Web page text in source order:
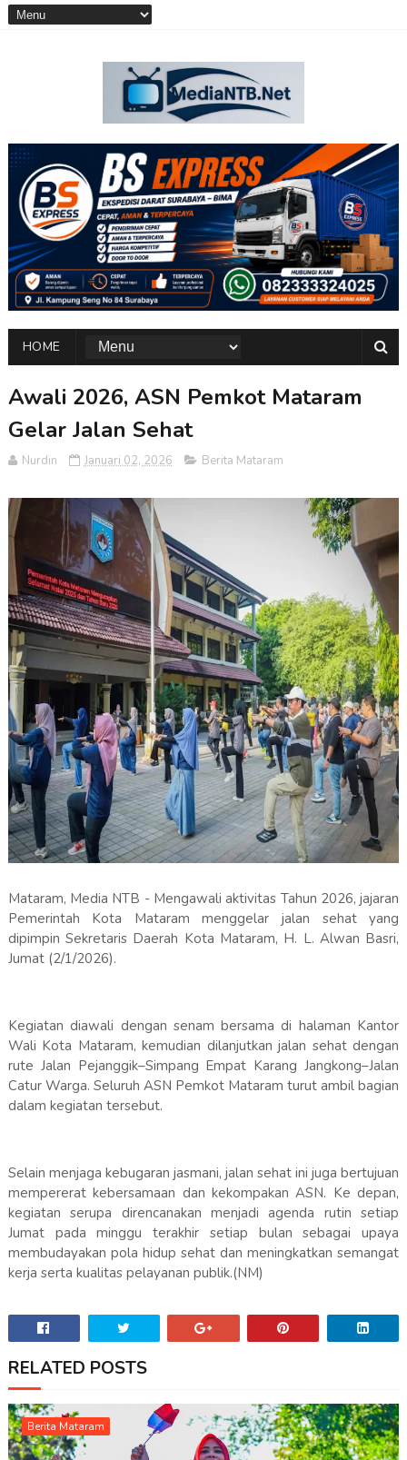
HOME
Awali 2026, ASN Pemkot Mataram
Gelar Jalan Sehat
Nurdin Januari 02, 2026 Berita Mataram
Mataram, Media NTB - Mengawali aktivitas Tahun 2026, jajaran
Pemerintah Kota Mataram menggelar jalan sehat yang
dipimpin Sekretaris Daerah Kota Mataram, H. L. Alwan Basri,
Jumat (2/1/2026).
Kegiatan diawali dengan senam bersama di halaman Kantor
Wali Kota Mataram, kemudian dilanjutkan jalan sehat dengan
rute Jalan Pejanggik–Simpang Empat Karang Jangkong–Jalan
Catur Warga. Seluruh ASN Pemkot Mataram turut ambil bagian
dalam kegiatan tersebut.
Selain menjaga kebugaran jasmani, jalan sehat ini juga bertujuan
mempererat kebersamaan dan kekompakan ASN. Ke depan,
kegiatan serupa direncanakan menjadi agenda rutin setiap
Jumat pada minggu terakhir setiap bulan sebagai upaya
membudayakan pola hidup sehat dan meningkatkan semangat
kerja serta kualitas pelayanan publik.(NM)
RELATED POSTS
Berita Mataram